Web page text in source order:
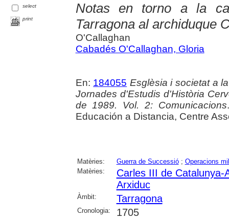
select
print
Notas en torno a la
Tarragona al archiduque
O'Callaghan
Cabadés O'Callaghan, Gloria
En: 184055 Esglèsia i societat a
Jornades d'Estudis d'Història
de 1989. Vol. 2: Comunicacions
Educación a Distancia, Centre
Matèries: Guerra de Successió; Operacions
Matèries:
Carles III de Catalunya-
Arxiduc
Àmbit: Tarragona
Cronologia: 1705